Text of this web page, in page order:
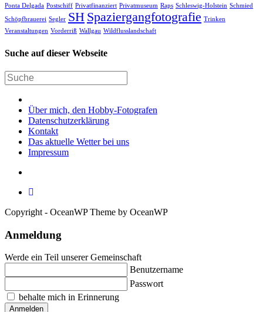
Ponta Delgada Postschiff Privatfinanziert Privatmuseum Raps Schleswig-Holstein Schmied
Schöpfbrauerei Segler SH Spaziergangfotografie Trinken
Veranstaltungen Vorderriß Wallgau Wildflusslandschaft
Suche auf dieser Webseite
Über mich, den Hobby-Fotografen
Datenschutzerklärung
Kontakt
Das aktuelle Wetter bei uns
Impressum
Copyright - OceanWP Theme by OceanWP
Anmeldung
Werde ein Teil unserer Gemeinschaft
Benutzername
Passwort
behalte mich in Erinnerung
Anmelden